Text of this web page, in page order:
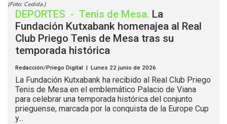
(Foto: Cedida.)
DEPORTES - Tenis de Mesa. La
Fundación Kutxabank homenajea al Real
Club Priego Tenis de Mesa tras su
temporada histórica
Redacción/Priego Digital | Lunes 22 junio de 2026
La Fundación Kutxabank ha recibido al Real Club Priego
Tenis de Mesa en el emblemático Palacio de Viana
para celebrar una temporada histórica del conjunto
prieguense, marcada por la conquista de la Europe Cup
y...